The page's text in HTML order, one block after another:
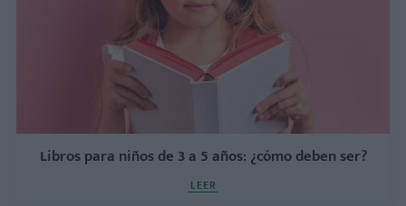
Libros para niños de 3 a 5 años: ¿cómo deben ser?
LEER